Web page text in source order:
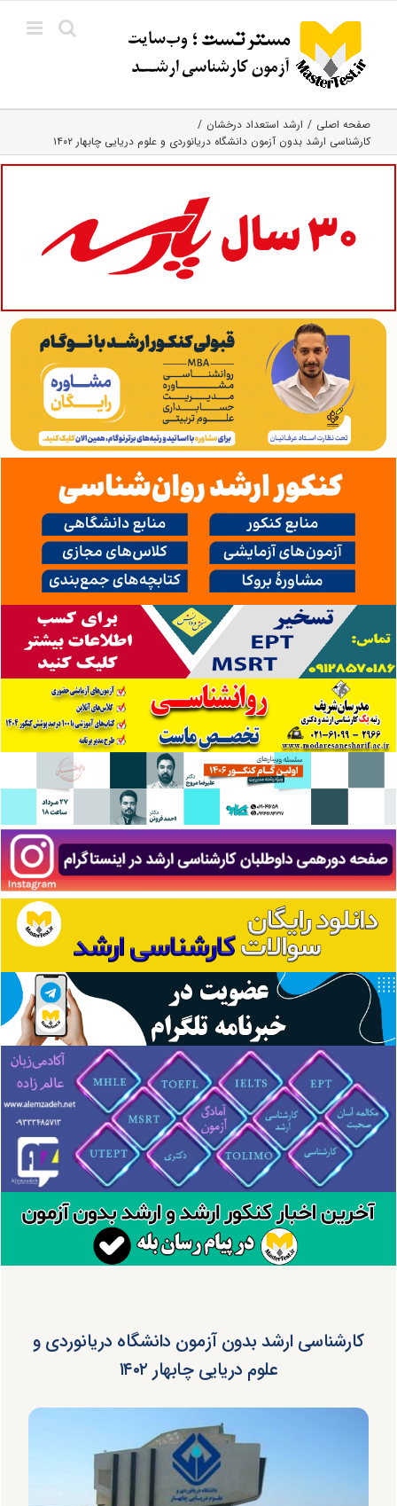
content
صفحه اصلی
ارشد استعداد درخشان
کارشناسی ارشد بدون آزمون دانشگاه دریانوردی و علوم دریایی چابهار ۱۴۰۲
کارشناسی ارشد بدون آزمون دانشگاه دریانوردی و
علوم دریایی چابهار ۱۴۰۲